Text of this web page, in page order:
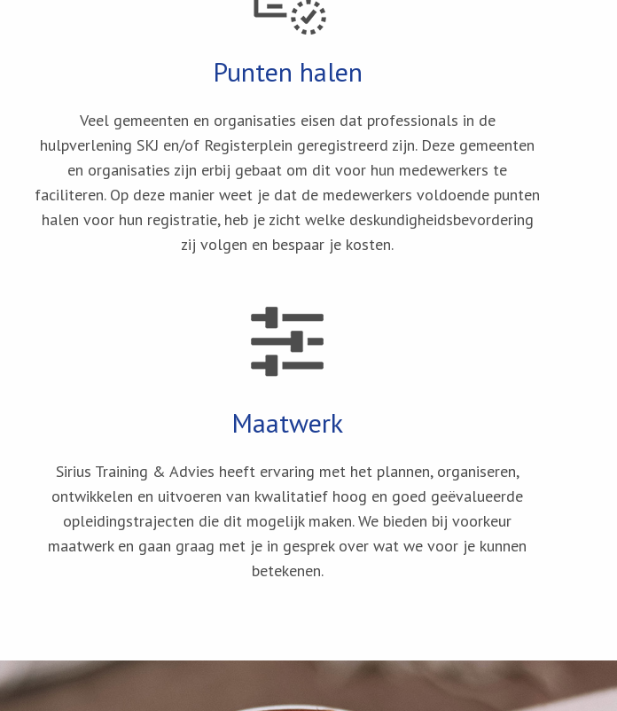
Punten halen
Veel gemeenten en organisaties eisen dat professionals in de
hulpverlening SKJ en/of Registerplein geregistreerd zijn. Deze gemeenten
en organisaties zijn erbij gebaat om dit voor hun medewerkers te
faciliteren. Op deze manier weet je dat de medewerkers voldoende punten
halen voor hun registratie, heb je zicht welke deskundigheidsbevordering
zij volgen en bespaar je kosten.
Maatwerk
Sirius Training & Advies heeft ervaring met het plannen, organiseren,
ontwikkelen en uitvoeren van kwalitatief hoog en goed geëvalueerde
opleidingstrajecten die dit mogelijk maken. We bieden bij voorkeur
maatwerk en gaan graag met je in gesprek over wat we voor je kunnen
betekenen.